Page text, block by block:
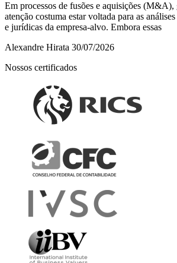
Em processos de fusões e aquisições (M&A),
atenção costuma estar voltada para as
e jurídicas da empresa-alvo. Embora essas
Alexandre Hirata 30/07/2026
Nossos certificados